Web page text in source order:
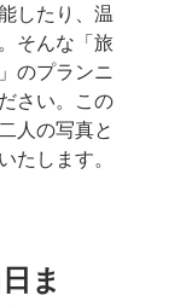
したり、温
そんな「旅
のプランニ
さい。この
人の写真と
たします。
ま